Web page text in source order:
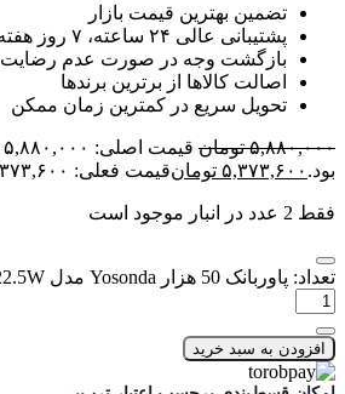
تضمین بهترین قیمت بازار
پشتیبانی عالی ۲۴ ساعته، ۷ روز هفته
بازگشت وجه در صورت عدم رضایت
اصالت کالاها از برترین برندها
تحویل سریع در کمترین زمان ممکن
۵,۸۸۰,۰۰۰ تومان
بود. ۵,۳۷۳,۶۰۰ تومانقیمت فعلی: ۵,۳۷۳,۶۰۰ تومان.
فقط 2 عدد در انبار موجود است
تعداد: پاوربانک 50 هزار Yosonda مدل Y-P44 22.5W همراه با کابل
افزودن به سبد خرید